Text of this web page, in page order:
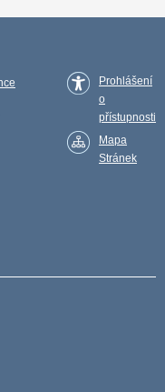
Prohlášení
o
přístupnosti
Mapa
Stránek